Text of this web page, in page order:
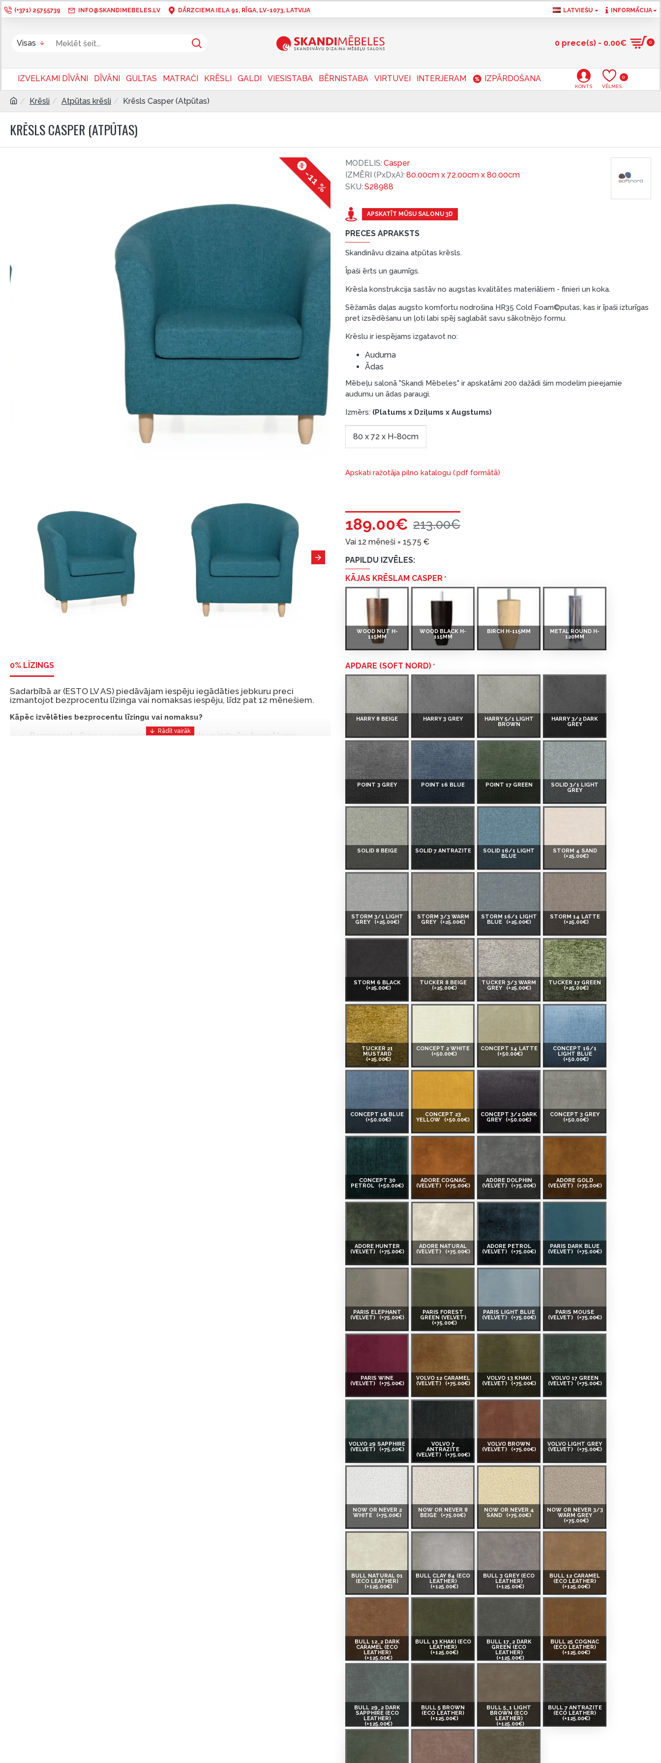
(+371) 25755739 INFO@SKANDIMEBELES.LV DĀRZCIEMA IELA 91, RĪGA, LV-1073, LATVIJA LATVIEŠU INFORMĀCIJA
Visas 0 prece(s) - 0.00€ 0
IZVELKAMI DĪVĀNI DĪVĀNI GULTAS MATRAČI KRĒSLI GALDI VIESISTABA BĒRNISTABA VIRTUVEI INTERJERAM IZPĀRDOŠANA
KONTS VĒLMES
0
Krēsli Atpūtas krēsli Krēsls Casper (Atpūtas)
KRĒSLS CASPER (ATPŪTAS)
-11 %
0% LĪZINGS
Sadarbībā ar (ESTO LV AS) piedāvājam iespēju iegādāties jebkuru preci
izmantojot bezprocentu līzinga vai nomaksas iespēju, līdz pat 12 mēnešiem.
Kāpēc izvēlēties bezprocentu līzingu vai nomaksu?
Bezprocentu līzinga vai nomaksas iespēja ir ērts un izdevīgs finansēšanas
APSKATĪT MŪSU SALONU 3D
PRECES APRAKSTS
Skandināvu dizaina atpūtas krēsls.
Īpaši ērts un gaumīgs.
Krēsla konstrukcija sastāv no augstas kvalitātes materiāliem - finieri un koka.
Sēžamās daļas augsto komfortu nodrošina HR35 Cold Foam©putas, kas ir īpaši izturīgas
pret izsēdēšanu un ļoti labi spēj saglabāt savu sākotnējo formu.
Krēslu ir iespējams izgatavot no:
Auduma
Ādas
Mēbeļu salonā "Skandi Mēbeles" ir apskatāmi 200 dažādi šim modelim pieejamie
audumu un ādas paraugi.
Izmērs: (Platums x Dziļums x Augstums)
80 x 72 x H-80cm
Apskati ražotāja pilno katalogu (.pdf formātā)
MODELIS: Casper
IZMĒRI (PxDxA): 80.00cm x 72.00cm x 80.00cm
SKU: S28988
189.00€ 213.00€
Vai 12 mēneši = 15.75 €
PAPILDU IZVĒLES:
KĀJAS KRĒSLAM CASPER
WOOD NUT H-
115MM
WOOD BLACK H-
115MM
BIRCH H-115MM
METAL ROUND H-
120MM
APDARE (SOFT NORD)
HARRY 8 BEIGE HARRY 3 GREY
HARRY 5/1 LIGHT
BROWN
HARRY 3/2 DARK
GREY
POINT 3 GREY POINT 16 BLUE POINT 17 GREEN
SOLID 3/1 LIGHT
GREY
SOLID 8 BEIGE SOLID 7 ANTRAZITE
SOLID 16/1 LIGHT
BLUE
STORM 4 SAND
(+25.00€)
STORM 3/1 LIGHT
GREY
(+25.00€)
STORM 3/3 WARM
GREY
(+25.00€)
STORM 16/1 LIGHT
BLUE
(+25.00€)
STORM 14 LATTE
(+25.00€)
STORM 6 BLACK
(+25.00€)
TUCKER 8 BEIGE
(+25.00€)
TUCKER 3/3 WARM
GREY (+25.00€)
TUCKER 17 GREEN
(+25.00€)
TUCKER 21
MUSTARD
(+25.00€)
CONCEPT 2 WHITE
(+50.00€)
CONCEPT 14 LATTE
(+50.00€)
CONCEPT 16/1
LIGHT BLUE
(+50.00€)
CONCEPT 16 BLUE
(+50.00€)
CONCEPT 23
YELLOW
(+50.00€)
CONCEPT 3/2 DARK
GREY
(+50.00€)
CONCEPT 3 GREY
(+50.00€)
CONCEPT 30
PETROL
(+50.00€)
ADORE COGNAC
(VELVET)
(+75.00€)
ADORE DOLPHIN
(VELVET)
(+75.00€)
ADORE GOLD
(VELVET)
(+75.00€)
ADORE HUNTER
(VELVET)
(+75.00€)
ADORE NATURAL
(VELVET)
(+75.00€)
ADORE PETROL
(VELVET)
(+75.00€)
PARIS DARK BLUE
(VELVET)
(+75.00€)
PARIS ELEPHANT
(VELVET)
(+75.00€)
PARIS FOREST
GREEN (VELVET)
(+75.00€)
PARIS LIGHT BLUE
(VELVET)
(+75.00€)
PARIS MOUSE
(VELVET)
(+75.00€)
PARIS WINE
(VELVET)
(+75.00€)
VOLVO 12 CARAMEL
(VELVET)
(+75.00€)
VOLVO 13 KHAKI
(VELVET)
(+75.00€)
VOLVO 17 GREEN
(VELVET)
(+75.00€)
VOLVO 29 SAPPHIRE
(VELVET)
(+75.00€)
VOLVO 7
ANTRAZITE
(VELVET)
(+75.00€)
VOLVO BROWN
(VELVET)
(+75.00€)
VOLVO LIGHT GREY
(VELVET)
(+75.00€)
NOW OR NEVER 2
WHITE
(+75.00€)
NOW OR NEVER 8
BEIGE
(+75.00€)
NOW OR NEVER 4
SAND
(+75.00€)
NOW OR NEVER 3/3
WARM GREY
(+75.00€)
BULL NATURAL 01
(ECO LEATHER)
(+125.00€)
BULL CLAY 84 (ECO
LEATHER)
(+125.00€)
BULL 3 GREY (ECO
LEATHER)
(+125.00€)
BULL 12 CARAMEL
(ECO LEATHER)
(+125.00€)
BULL 12_2 DARK
CARAMEL (ECO
LEATHER)
(+125.00€)
BULL 13 KHAKI (ECO
LEATHER)
(+125.00€)
BULL 17_2 DARK
GREEN (ECO
LEATHER)
(+125.00€)
BULL 25 COGNAC
(ECO LEATHER)
(+125.00€)
BULL 29_2 DARK
SAPPHIRE (ECO
LEATHER)
(+125.00€)
BULL 5 BROWN
(ECO LEATHER)
(+125.00€)
BULL 5_1 LIGHT
BROWN (ECO
LEATHER)
(+125.00€)
BULL 7 ANTRAZITE
(ECO LEATHER)
(+125.00€)